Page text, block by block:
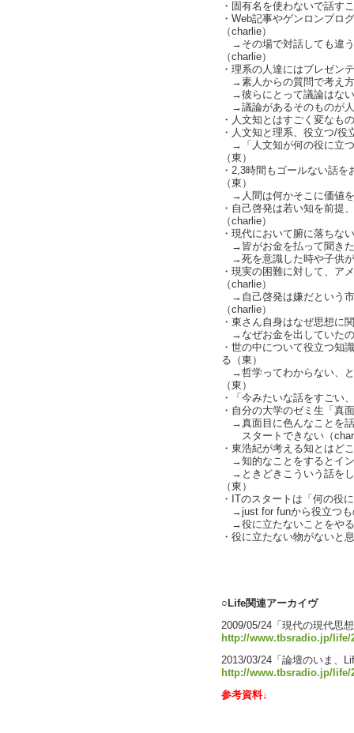
・固有名を使わないで話す
・Web記事やゲンロンプロ
（charlie）
→その場で対話しても違う
（charlie）
・理系の人達にはプレゼン
→素人からの質問で考え方
→彼らにとって議論はな
→議論があるそのものが
・人文知とはすごく変なも
・人文知と理系、役立つ/
→「人文知が何の役に立つ
（東）
・2,3時間もゴールない話
（東）
→人間は何かそこに価値
・自己啓発は若い知を前提
（charlie）
・現代において腑に落ちな
→皆がお金を払って聞き
→死を意識した時や子供が
・現実の困難に対して、ア
（charlie）
→自己啓発は嫌だという市
（charlie）
・東さん自身はなぜ思想に
→なぜお金を出していた
・世の中について役立つ知
る（東）
→哲学ってわからない、と
（東）
・「今みたいな話をすごい
・自分の大学のゼミ生「真
→真面目に色んなことを話
スタートできない（
・東浩紀が考える知とはど
→知的なことをするとイ
→ときどきこういう話をし
（東）
・ITのスタートは「何の役
→just for funから役立つも
→役に立たないことをや
・役に立たない物がないと
○Life関連アーカイヴ
2009/05/24「現代の現代思
http://www.tbsradio.jp/life/
2013/03/24「論壇のいま、
http://www.tbsradio.jp/life/
参考資料↓